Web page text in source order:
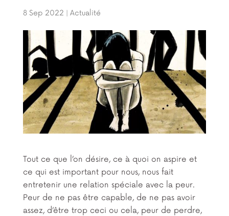
8 Sep 2022 | Actualité
Tout ce que l’on désire, ce à quoi on aspire et
ce qui est important pour nous, nous fait
entretenir une relation spéciale avec la peur.
Peur de ne pas être capable, de ne pas avoir
assez, d’être trop ceci ou cela, peur de perdre,